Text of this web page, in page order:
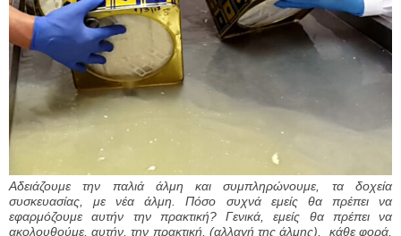
Αδειάζουμε την παλιά άλμη και συμπληρώνουμε, τα δοχεία
συσκευασίας, με νέα άλμη. Πόσο συχνά εμείς θα πρέπει να
εφαρμόζουμε αυτήν την πρακτική? Γενικά, εμείς θα πρέπει να
ακολουθούμε, αυτήν, την πρακτική, (αλλαγή της άλμης), κάθε φορά,